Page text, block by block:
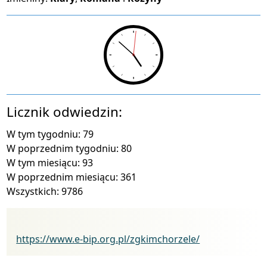
Licznik odwiedzin:
W tym tygodniu: 79
W poprzednim tygodniu: 80
W tym miesiącu: 93
W poprzednim miesiącu: 361
Wszystkich: 9786
https://www.e-bip.org.pl/zgkimchorzele/